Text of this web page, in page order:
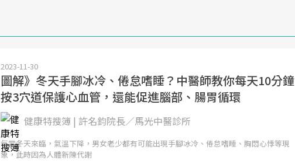
2023-11-30
圖解》冬天手腳冰冷、倦怠嗜睡？中醫師教你每天10分鐘
按3穴道保護心血管，還能促進腦部、腸胃循環
健康特搜簿 | 許名鈞院長／馬光中醫診所
每當冬天來臨，氣溫下降，男女老少都有可能出現手腳冰冷、倦怠嗜睡、胸悶心悸等現
象，此時因為人體新陳代謝